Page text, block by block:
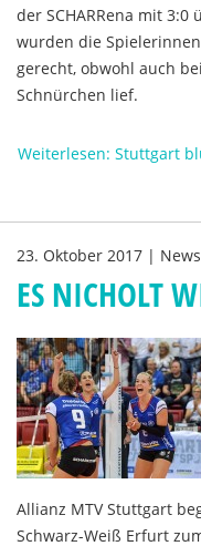
der SCHARRena mit
wurden die
gerecht, obwohl auch
Schnürchen lief.
Weiterlesen: Stuttgart
23. Oktober 2017 | News
ES NICHOLT
Allianz MTV Stuttgart
Schwarz-Weiß Erfurt